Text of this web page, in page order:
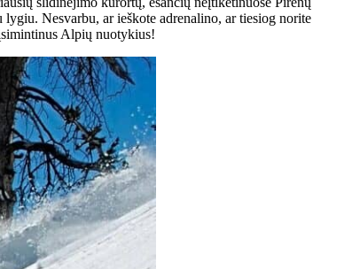
Nesvarbu, ar ieškote adrenalino, ar tiesiog norite
Alpių nuotykius!